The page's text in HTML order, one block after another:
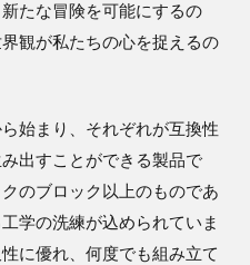
たな冒険を可能にするの
観が私たちの心を捉えるの
始まり、それぞれが互換性
出すことができる製品で
のブロック以上のものであ
学の洗練が込められていま
に優れ、何度でも組み立て